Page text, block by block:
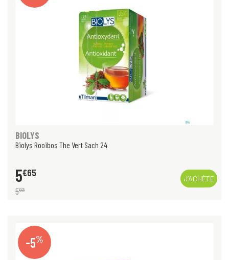
BIOLYS
Biolys Rooibos The Vert Sach 24
5€65
5€95
J’ACHÈTE
-5%